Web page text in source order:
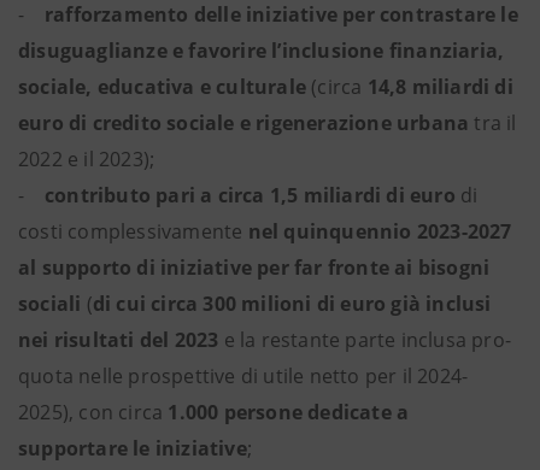
- rafforzamento delle iniziative per contrastare le
disuguaglianze e favorire l’inclusione finanziaria,
sociale, educativa e culturale (circa 14,8 miliardi di
euro di credito sociale e rigenerazione urbana tra il
2022 e il 2023);
- contributo pari a circa 1,5 miliardi di euro di
costi complessivamente nel quinquennio 2023-2027
al supporto di iniziative per far fronte ai bisogni
sociali (di cui circa 300 milioni di euro già inclusi
nei risultati del 2023 e la restante parte inclusa pro-
quota nelle prospettive di utile netto per il 2024-
2025), con circa 1.000 persone dedicate a
supportare le iniziative;